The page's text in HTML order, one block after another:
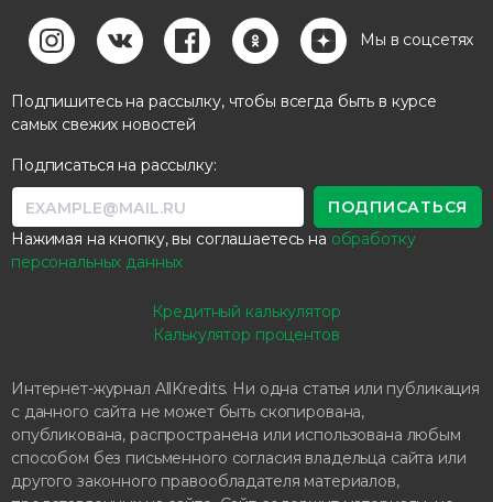
Мы в соцсетях
Подпишитесь на рассылку, чтобы всегда быть в курсе
самых свежих новостей
Подписаться на рассылку:
Нажимая на кнопку, вы соглашаетесь на обработку
персональных данных
Кредитный калькулятор
Калькулятор процентов
Интернет-журнал AllKredits. Ни одна статья или публикация
с данного сайта не может быть скопирована,
опубликована, распространена или использована любым
способом без письменного согласия владельца сайта или
другого законного правообладателя материалов,